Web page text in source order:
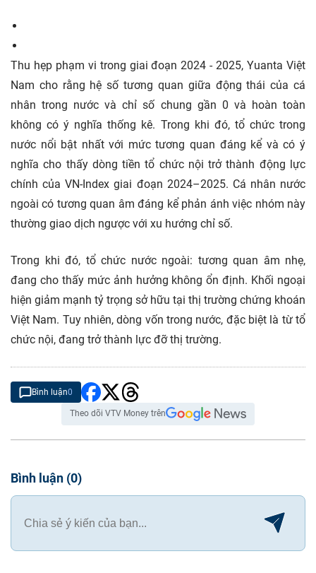
Thu hẹp phạm vi trong giai đoạn 2024 - 2025, Yuanta Việt
Nam cho rằng hệ số tương quan giữa động thái của cá
nhân trong nước và chỉ số chung gần 0 và hoàn toàn
không có ý nghĩa thống kê. Trong khi đó, tổ chức trong
nước nổi bật nhất với mức tương quan đáng kể và có ý
nghĩa cho thấy dòng tiền tổ chức nội trở thành động lực
chính của VN-Index giai đoạn 2024–2025. Cá nhân nước
ngoài có tương quan âm đáng kể phản ánh việc nhóm này
thường giao dịch ngược với xu hướng chỉ số.
Trong khi đó, tổ chức nước ngoài: tương quan âm nhẹ,
đang cho thấy mức ảnh hưởng không ổn định. Khối ngoại
hiện giảm mạnh tỷ trọng sở hữu tại thị trường chứng khoán
Việt Nam. Tuy nhiên, dòng vốn trong nước, đặc biệt là từ tổ
chức nội, đang trở thành lực đỡ thị trường.
Bình luận0
Theo dõi VTV Money trên
Bình luận (0)